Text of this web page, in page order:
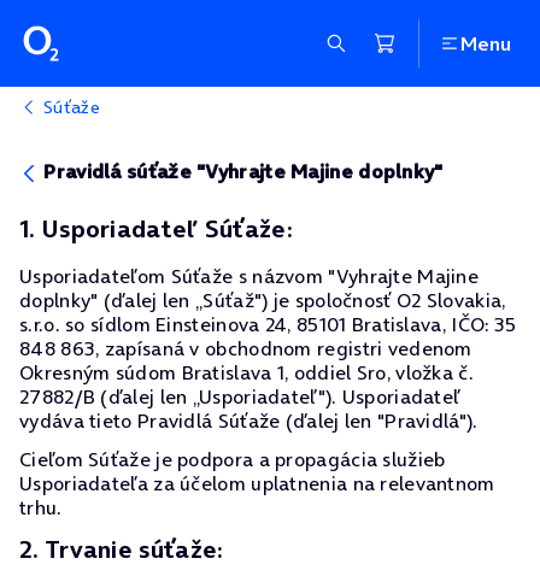
Menu
Súťaže
Pravidlá súťaže "Vyhrajte Majine doplnky"
1. Usporiadateľ Súťaže:
Usporiadateľom Súťaže s názvom "Vyhrajte Majine
doplnky" (ďalej len „Súťaž") je spoločnosť O2 Slovakia,
s.r.o. so sídlom Einsteinova 24, 85101 Bratislava, IČO: 35
848 863, zapísaná v obchodnom registri vedenom
Okresným súdom Bratislava 1, oddiel Sro, vložka č.
27882/B (ďalej len „Usporiadateľ"). Usporiadateľ
vydáva tieto Pravidlá Súťaže (ďalej len "Pravidlá").
Cieľom Súťaže je podpora a propagácia služieb
Usporiadateľa za účelom uplatnenia na relevantnom
trhu.
2. Trvanie súťaže: